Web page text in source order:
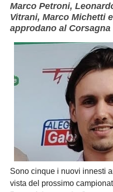
Marco Petroni,
Vitrani, Marco Michetti
approdano al Corsagna
Sono cinque i nuovi innesti
vista del prossimo